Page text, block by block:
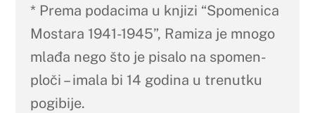
* Prema podacima u knjizi “Spomenica
Mostara 1941-1945”, Ramiza je mnogo
mlađa nego što je pisalo na spomen-
ploči – imala bi 14 godina u trenutku
pogibije.